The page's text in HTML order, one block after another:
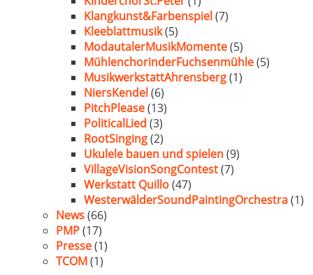
Klangkunst&Farbenspiel(7)
Kleeblattmusik(5)
ModautalerMusikMomente(5)
MühlenchorinderFuchsenmühle(5)
MusikwerkstattAhrensberg(1)
NiersKendel(6)
PitchPlease(13)
PoliticalLied (3)
RootSinging(2)
Ukulele bauen und spielen(9)
VillageVisionSongContest(7)
Werkstatt Quillo(47)
WesterwälderSoundPaintingOrchestra(1)
News(66)
PMP(17)
Presse(1)
TCOM(1)